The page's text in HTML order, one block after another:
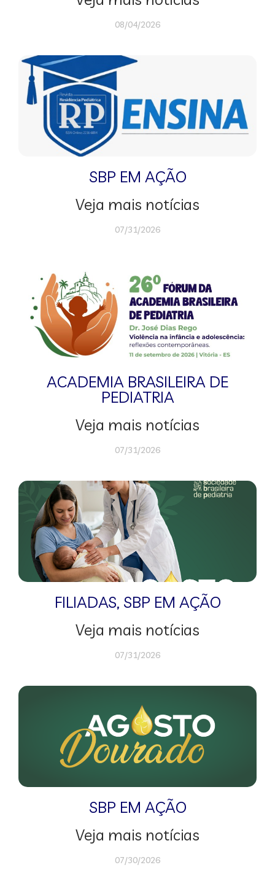
08/04/2026
SBP EM AÇÃO
Veja mais notícias
07/31/2026
ACADEMIA BRASILEIRA DE
PEDIATRIA
Veja mais notícias
07/31/2026
FILIADAS, SBP EM AÇÃO
Veja mais notícias
07/31/2026
SBP EM AÇÃO
Veja mais notícias
07/30/2026